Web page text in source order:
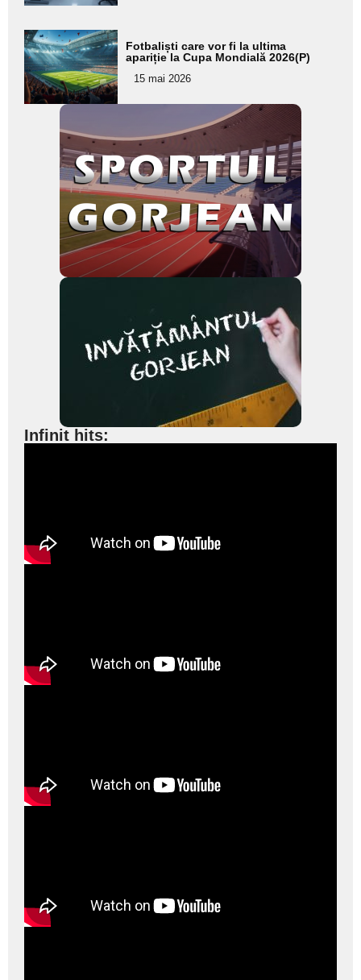
Adaugă
aici textul
pentru
subtitlu
Fotbaliști care vor fi la ultima
apariție la Cupa Mondială 2026(P)
15 mai 2026
Infinit hits: